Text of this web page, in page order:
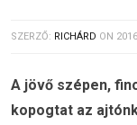
SZERZŐ: RICHÁRD ON
A jövő szépen,
kopogtat az